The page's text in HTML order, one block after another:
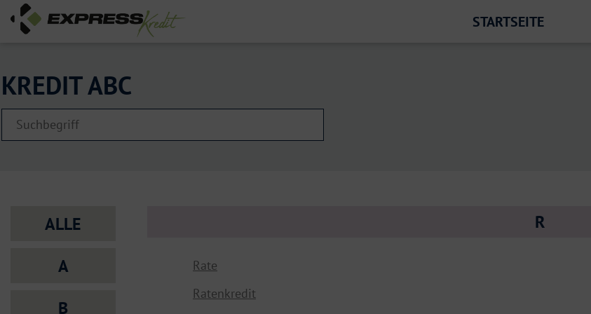
STARTSEITE
KREDIT ABC
ALLE
A
B
R
Rate
Ratenkredit